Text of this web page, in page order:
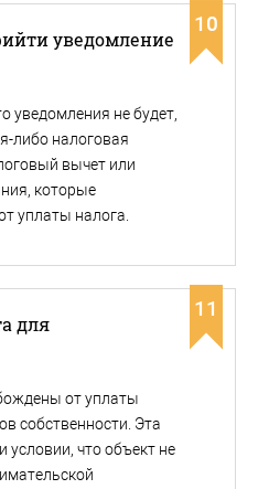
10
уведомление
уведомления не будет,
либо налоговая
вычет или
которые
уплаты налога.
11
для
от уплаты
собственности. Эта
условии, что объект не